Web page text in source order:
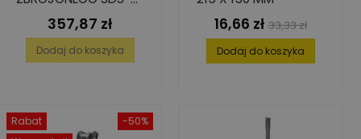
PLUS 12 MM X 210 MM,
10 SZT.Cena
357,87 zł
Dodaj do koszyka
Cena
16,66 zł Cena
podstawowa
33,33 zł
Dodaj do koszyka
-50%
Rabat